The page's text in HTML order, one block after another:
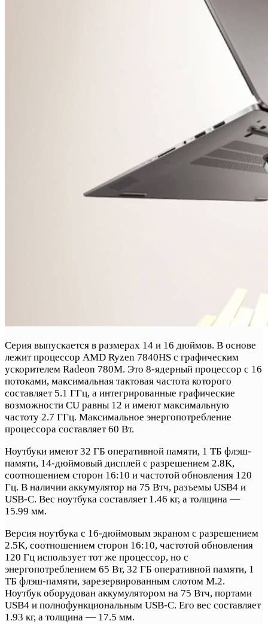
Серия выпускается в размерах 14 и 16 дюймов. В основе
лежит процессор AMD Ryzen 7840HS с графическим
ускорителем Radeon 780M. Это 8-ядерный процессор с 16
потоками, максимальная тактовая частота которого
составляет 5.1 ГГц, а интегрированные графические
возможности CU равны 12 и имеют максимальную
частоту 2.7 ГГц. Максимальное энергопотребление
процессора составляет 60 Вт.
Ноутбуки имеют 32 ГБ оперативной памяти, 1 ТБ флэш-
памяти, 14-дюймовый дисплей с разрешением 2.8K,
соотношением сторон 16:10 и частотой обновления 120
Гц. В наличии аккумулятор на 75 Втч, разъемы USB4 и
USB-C. Вес ноутбука составляет 1.46 кг, а толщина —
15.99 мм.
Версия ноутбука с 16-дюймовым экраном с разрешением
2.5K, соотношением сторон 16:10, частотой обновления
120 Гц использует тот же процессор, но с
энергопотреблением 65 Вт, 32 ГБ оперативной памяти, 1
ТБ флэш-памяти, зарезервированным слотом M.2.
Ноутбук оборудован аккумулятором на 75 Втч, портами
USB4 и полнофункциональным USB-C. Его вес составляет
1.93 кг, а толщина — 17.5 мм.